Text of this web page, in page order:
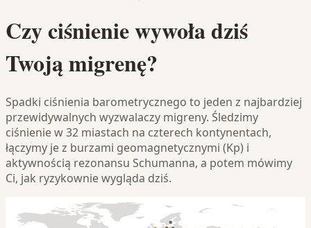
Czy ciśnienie wywoła dziś
Twoją migrenę?
Spadki ciśnienia barometrycznego to jeden z najbardziej
przewidywalnych wyzwalaczy migreny. Śledzimy
ciśnienie w 32 miastach na czterech kontynentach,
łączymy je z burzami geomagnetycznymi (Kp) i
aktywnością rezonansu Schumanna, a potem mówimy
Ci, jak ryzykownie wygląda dziś.